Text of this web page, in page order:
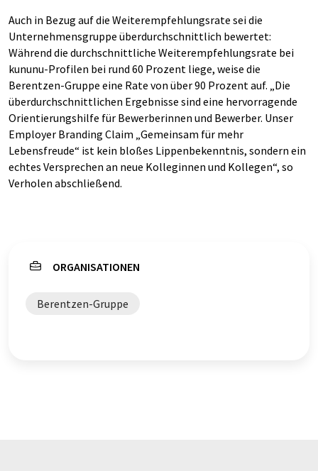
Auch in Bezug auf die Weiterempfehlungsrate sei die
Unternehmensgruppe überdurchschnittlich bewertet:
Während die durchschnittliche Weiterempfehlungsrate bei
kununu-Profilen bei rund 60 Prozent liege, weise die
Berentzen-Gruppe eine Rate von über 90 Prozent auf. „Die
überdurchschnittlichen Ergebnisse sind eine hervorragende
Orientierungshilfe für Bewerberinnen und Bewerber. Unser
Employer Branding Claim „Gemeinsam für mehr
Lebensfreude“ ist kein bloßes Lippenbekenntnis, sondern ein
echtes Versprechen an neue Kolleginnen und Kollegen“, so
Verholen abschließend.
ORGANISATIONEN
Berentzen-Gruppe